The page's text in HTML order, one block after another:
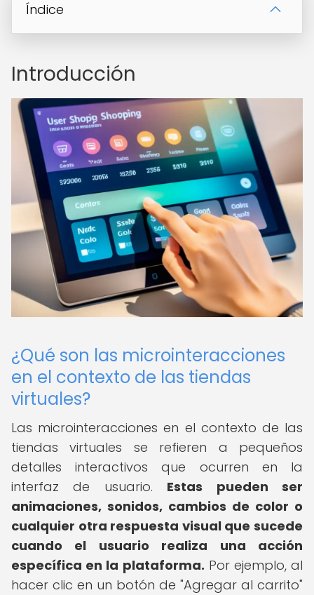
Índice
Introducción
¿Qué son las microinteracciones
en el contexto de las tiendas
virtuales?
Las microinteracciones en el contexto de las
tiendas virtuales se refieren a pequeños
detalles interactivos que ocurren en la
interfaz de usuario. Estas pueden ser
animaciones, sonidos, cambios de color o
cualquier otra respuesta visual que sucede
cuando el usuario realiza una acción
específica en la plataforma. Por ejemplo, al
hacer clic en un botón de "Agregar al carrito"